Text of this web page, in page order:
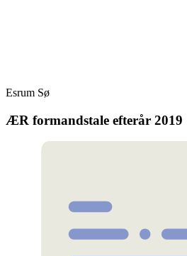
Esrum Sø
ÆR formandstale efterår 2019